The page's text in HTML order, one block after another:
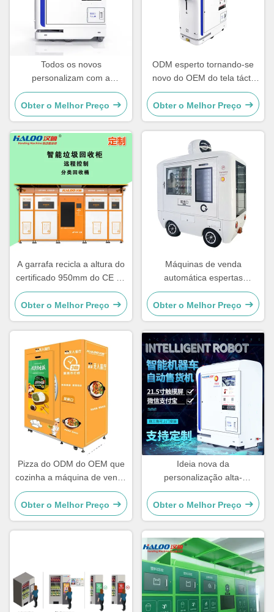
Todos os novos
personalizam com a
máquina de venda
automática esperta
inteligente da exigência com
OEM do tela táctil
Obter o Melhor Preço
ODM esperto tornando-se
novo do OEM do tela táctil
da máquina de venda
automática do braço do robô
Obter o Melhor Preço
A garrafa recicla a altura do
certificado 950mm do CE da
máquina de venda
automática de Smart
Obter o Melhor Preço
Máquinas de venda
automática espertas
totalmente automático da
condução de carro com
Bettery
Obter o Melhor Preço
Pizza do ODM do OEM que
cozinha a máquina de venda
automática esperta para o
alimento saudável
Obter o Melhor Preço
Ideia nova da
personalização alta-
tecnologia que vende o
certificado do CE de
Machinewith
Obter o Melhor Preço